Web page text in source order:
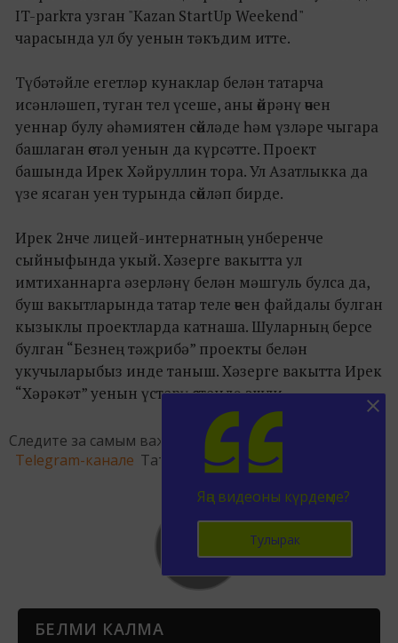
IT-parkта узган "Kazan StartUp Weekend"
чарасында ул бу уенын тәкъдим итте.
Түбәтәйле егетләр кунаклар белән татарча
исәнләшеп, туган тел үсеше, аны өйрәнү өчен
уеннар булу әһәмиятен сөйләде һәм үзләре чыгара
башлаган өстәл уенын да күрсәтте. Проект
башында Ирек Хәйруллин тора. Ул Азатлыкка да
үзе ясаган уен турында сөйләп бирде.
Ирек 2нче лицей-интернатның унберенче
сыйныфында укый. Хәзерге вакытта ул
имтиханнарга әзерләнү белән мәшгуль булса да,
буш вакытларында татар теле өчен файдалы булган
кызыклы проектларда катнаша. Шуларның берсе
булган “Безнең тәҗрибә” проекты белән
укучыларыбыз инде таныш. Хәзерге вакытта Ирек
“Хәрәкәт” уенын үстерү өстендә эшли.
Следите за самым важным и интересным в
Telegram-канале Татмедиа
БЕЛМИ КАЛМА
Яңа видеоны күрдеңме?
Тулырак